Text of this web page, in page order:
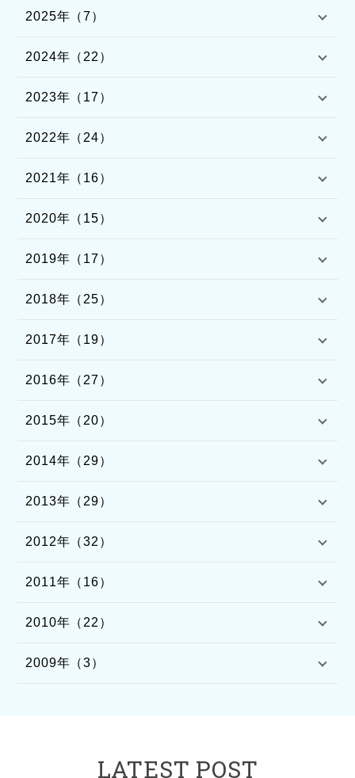
2025年（7）
2024年（22）
2023年（17）
2022年（24）
2021年（16）
2020年（15）
2019年（17）
2018年（25）
2017年（19）
2016年（27）
2015年（20）
2014年（29）
2013年（29）
2012年（32）
2011年（16）
2010年（22）
2009年（3）
LATEST POST